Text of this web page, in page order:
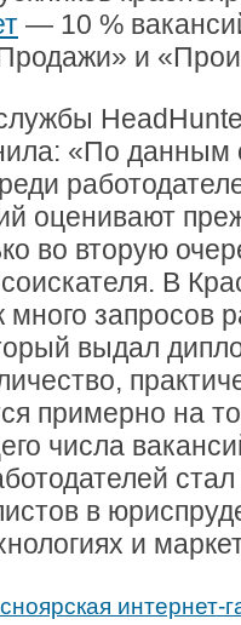
— 10 %
и
«По данным
оценивают
во вторую
В
много запросов
выдал
примерно на
числа
в
и
интернет-